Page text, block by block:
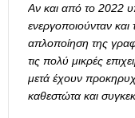
Αν και από το 2022
ενεργοποιούνταν
απλοποίηση της
τις πολύ μικρές
μετά έχουν
καθεστώτα και